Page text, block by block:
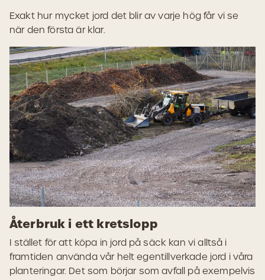
Exakt hur mycket jord det blir av varje hög får vi se
när den första är klar.
Återbruk i ett kretslopp
I stället för att köpa in jord på säck kan vi alltså i
framtiden använda vår helt egentillverkade jord i våra
planteringar. Det som börjar som avfall på exempelvis